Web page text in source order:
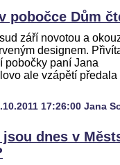
pobočce Dům
září novotou a
designem.
pobočky paní Jana
ale vzápětí předala
17:26:00 Jana
jsou dnes v